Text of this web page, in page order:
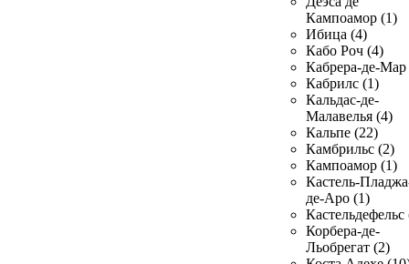
Кампоамор (1)
Ибица (4)
Кабо Роч (4)
Кабрера-де-Мар
Кабрилс (1)
Кальдас-де-
Малавелья (4)
Кальпе (22)
Камбрильс (2)
Кампоамор (1)
Кастель-
де-Аро (1)
Кастельдефельс
Корбера-де-
Льобрегат (2)